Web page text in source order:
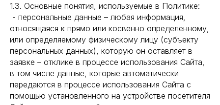
1.3. Основные понятия, используемые в Политике:
- персональные данные – любая информация,
относящаяся к прямо или косвенно определенному,
или определяемому физическому лицу (субъекту
персональных данных), которую он оставляет в
заявке – отклике в процессе использования Сайта,
в том числе данные, которые автоматически
передаются в процессе использования Сайта с
помощью установленного на устройстве посетителя